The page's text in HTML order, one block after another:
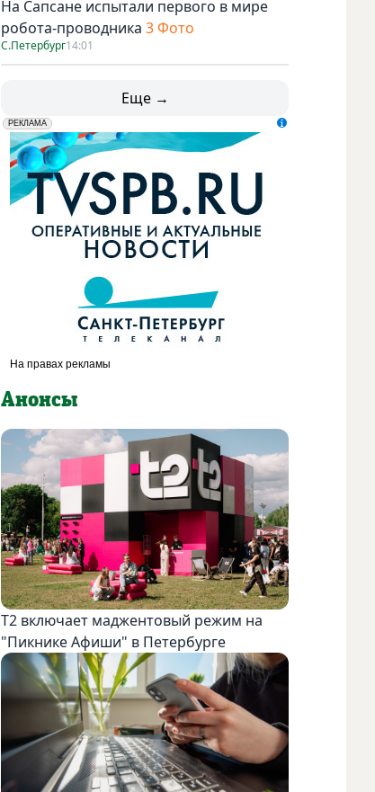
На Сапсане испытали первого в мире
робота-проводника 3 Фото
С.Петербург14:01
Еще →
erid: LdtCK5udn
РЕКЛАМА
АО "ГАТР", ИНН: 7841320717
Анонсы
Т2 включает маджентовый режим на
"Пикнике Афиши" в Петербурге